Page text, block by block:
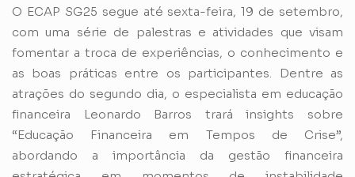
O ECAP SG25 segue até sexta-feira, 19 de setembro,
com uma série de palestras e atividades que visam
fomentar a troca de experiências, o conhecimento e
as boas práticas entre os participantes. Dentre as
atrações do segundo dia, o especialista em educação
financeira Leonardo Barros trará insights sobre
“Educação Financeira em Tempos de Crise”,
abordando a importância da gestão financeira